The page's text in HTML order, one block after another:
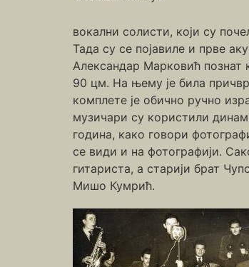
вокални солисти, који су
Тада су се појавиле и прве
Александар Марковић
90 цм. На њему је била
комплете је обично ручно
музичари су користили
година, како говори
се види и на фотографији.
гитариста, а старији брат
Мишо Кумрић.